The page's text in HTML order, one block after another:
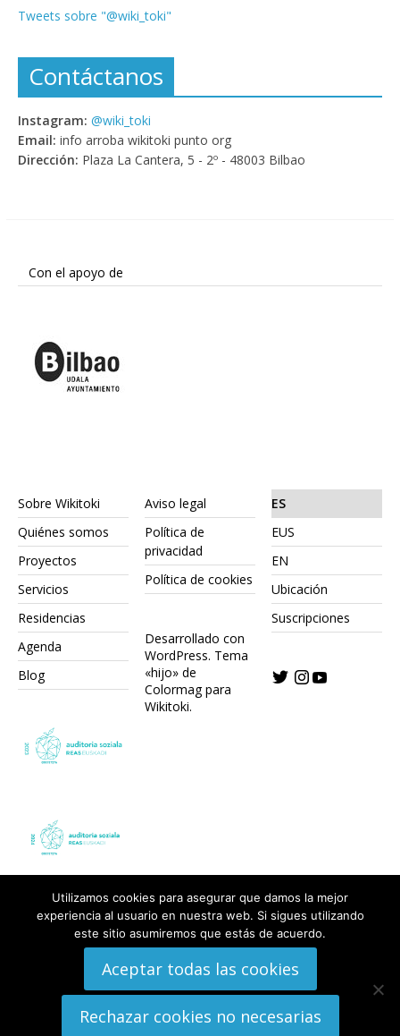
Tweets sobre "@wiki_toki"
Contáctanos
Instagram: @wiki_toki
Email: info arroba wikitoki punto org
Dirección: Plaza La Cantera, 5 - 2º - 48003 Bilbao
Con el apoyo de
Sobre Wikitoki
Quiénes somos
Proyectos
Servicios
Residencias
Agenda
Blog
Aviso legal
Política de
privacidad
Política de cookies
Desarrollado con
WordPress. Tema
«hijo» de
Colormag para
Wikitoki.
ES
EUS
EN
Ubicación
Suscripciones
Utilizamos cookies para asegurar que damos la mejor
experiencia al usuario en nuestra web. Si sigues utilizando
este sitio asumiremos que estás de acuerdo.
Aceptar todas las cookies
Rechazar cookies no necesarias